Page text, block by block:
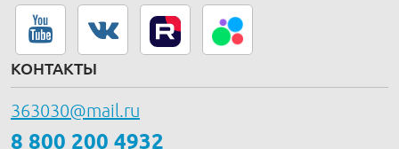
КОНТАКТЫ
363030@mail.ru
8 800 200 4932